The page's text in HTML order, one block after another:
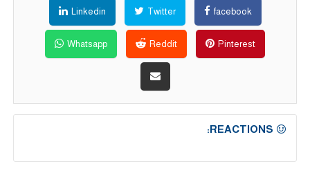
facebook
Twitter
Linkedin
Pinterest
Reddit
Whatsapp
REACTIONS: